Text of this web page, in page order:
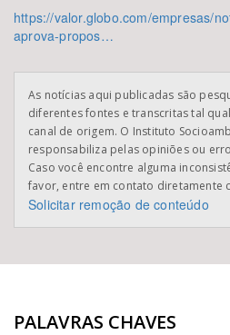
https://valor.globo.com/empresas/
aprova-propos…
As notícias aqui publicadas são
diferentes fontes e transcritas tal
canal de origem. O Instituto
responsabiliza pelas opiniões ou
Caso você encontre alguma
favor, entre em contato diretamente
Solicitar remoção de conteúdo
PALAVRAS CHAVES